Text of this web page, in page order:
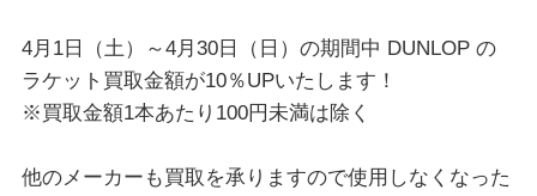
4月1日（土）～4月30日（日）の期間中 DUNLOP の
ラケット買取金額が10％UPいたします！
※買取金額1本あたり100円未満は除く
他のメーカーも買取を承りますので使用しなくなった